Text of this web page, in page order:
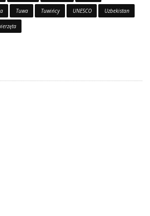
Tuwa Tuwińcy UNESCO Uzbekistan